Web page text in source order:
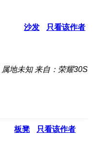
沙发 只看该作者
属地未知 来自：荣耀30S
板凳 只看该作者